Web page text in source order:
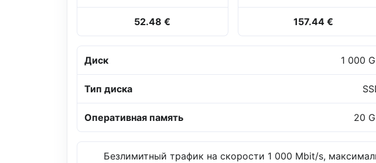
52.48 € 157.44 €
Диск 1 000
Тип диска
Оперативная память 20
Безлимитный трафик на скорости 1 000 Mbit/s,